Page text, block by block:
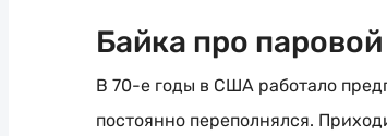
Байка про паровой
В 70-е годы в США работало
постоянно переполнялся.